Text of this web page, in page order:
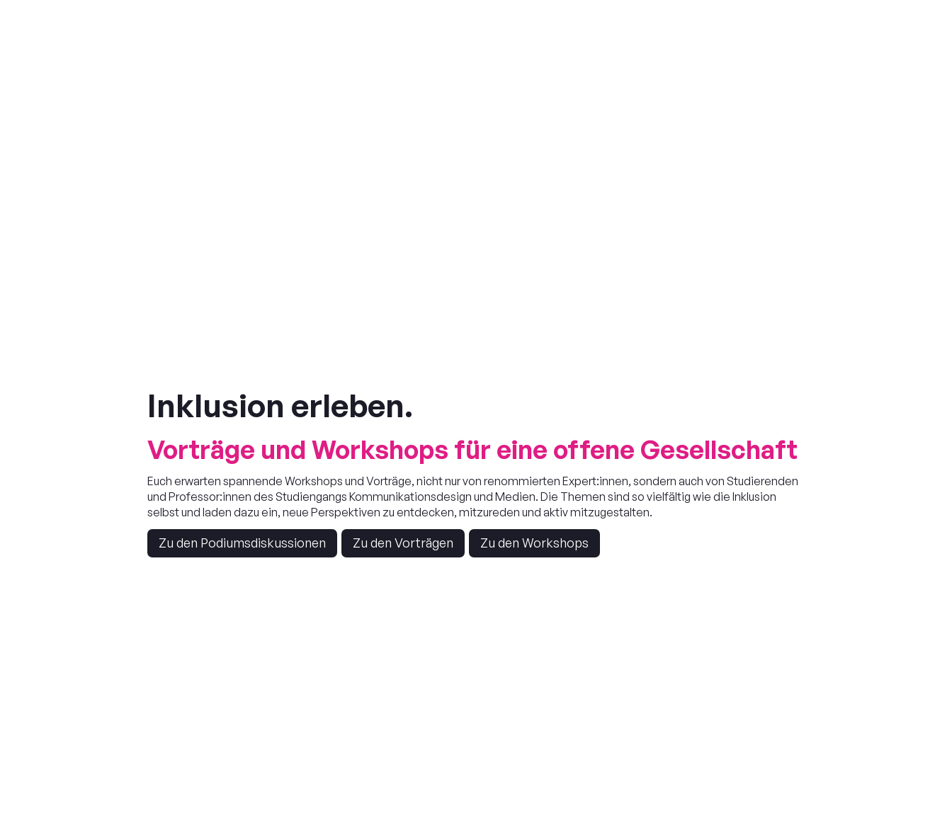
Inklusion erleben.
Vorträge und Workshops für eine offene Gesellschaft
Euch erwarten spannende Workshops und Vorträge, nicht nur von renommierten Expert:innen, sondern auch von Studierenden
und Professor:innen des Studiengangs Kommunikationsdesign und Medien. Die Themen sind so vielfältig wie die Inklusion
selbst und laden dazu ein, neue Perspektiven zu entdecken, mitzureden und aktiv mitzugestalten.
Zu den Podiumsdiskussionen Zu den Vorträgen Zu den Workshops